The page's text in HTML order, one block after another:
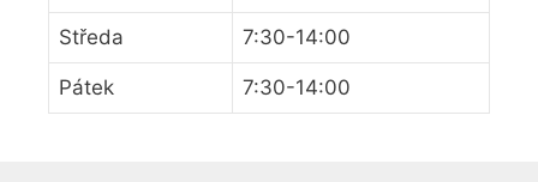
Středa 7:30-14:00
Pátek 7:30-14:00